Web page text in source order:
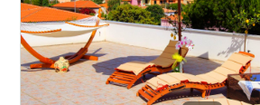
Filters opslaan